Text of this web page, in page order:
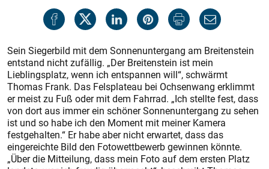
Sein Siegerbild mit dem Sonnenuntergang am Breitenstein
entstand nicht zufällig. „Der Breitenstein ist mein
Lieblingsplatz, wenn ich entspannen will“, schwärmt
Thomas Frank. Das Felsplateau bei Ochsenwang erklimmt
er meist zu Fuß oder mit dem Fahrrad. „Ich stellte fest, dass
von dort aus immer ein schöner Sonnenuntergang zu sehen
ist und so habe ich den Moment mit meiner Kamera
festgehalten.“ Er habe aber nicht erwartet, dass das
eingereichte Bild den Fotowettbewerb gewinnen könnte.
„Über die Mitteilung, dass mein Foto auf dem ersten Platz